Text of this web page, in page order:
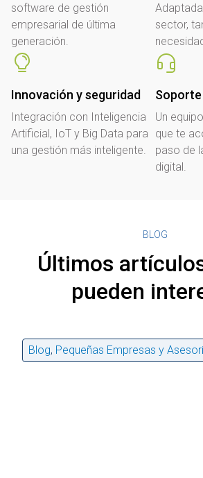
software de gestión
empresarial de última
generación.
sector,
Innovación y seguridad
Integración con Inteligencia
Artificial, IoT y Big Data para
una gestión más inteligente.
Un
que te
paso de
digital.
BLOG
Últimos
pueden
Blog, Pequeñas Empresas y